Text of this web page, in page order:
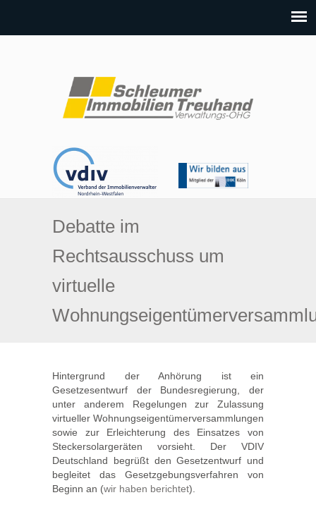
Debatte im
Rechtsausschuss um
virtuelle
Hintergrund der Anhörung ist ein
Gesetzesentwurf der Bundesregierung, der
unter anderem Regelungen zur Zulassung
virtueller Wohnungseigentümerversammlungen
sowie zur Erleichterung des Einsatzes von
Steckersolargeräten vorsieht. Der VDIV
Deutschland begrüßt den Gesetzentwurf und
begleitet das Gesetzgebungsverfahren von
Beginn an (wir haben berichtet).